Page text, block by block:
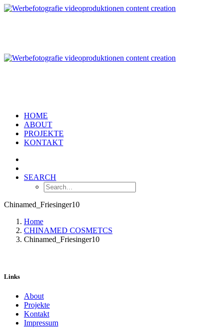
HOME
ABOUT
PROJEKTE
KONTAKT
SEARCH
Chinamed_Friesinger10
Home
CHINAMED COSMETCS
Chinamed_Friesinger10
Links
About
Projekte
Kontakt
Impressum